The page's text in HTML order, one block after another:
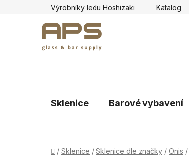
Výrobníky ledu Hoshizaki Katalog
Sklenice Barové vybavení
Domů
/ Sklenice / Sklenice dle značky / Onis /